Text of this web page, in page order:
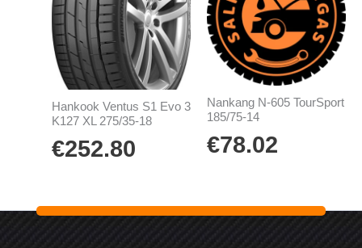
Hankook Ventus S1 Evo 3
K127 XL 275/35-18
€252.80
Nankang N-605 TourSport
185/75-14
€78.02